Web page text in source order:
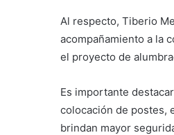
Al respecto, Tiberio
acompañamiento a la
el proyecto de
Es importante
colocación de postes,
brindan mayor